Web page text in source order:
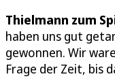
Thielmann zum
haben uns gut
gewonnen. Wir
Frage der Zeit, bis